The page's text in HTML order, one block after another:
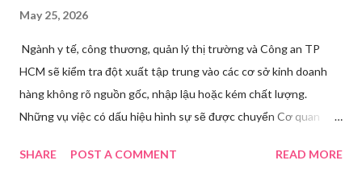
May 25, 2026
Ngành y tế, công thương, quản lý thị trường và Công an TP
HCM sẽ kiểm tra đột xuất tập trung vào các cơ sở kinh doanh
hàng không rõ nguồn gốc, nhập lậu hoặc kém chất lượng.
Những vụ việc có dấu hiệu hình sự sẽ được chuyển Cơ quan
Hoài Nam đã ký ban hành Kế hoạch số 4316/KH-SYT về việc
SHARE POST A COMMENT READ MORE